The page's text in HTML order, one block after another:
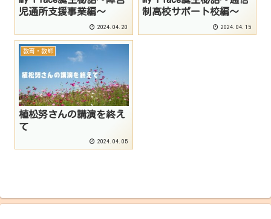
児通所支援事業編～
2024.04.20
制高校サポート校編～
2024.04.15
教育・教師
植松努さんの講演を終え
て
2024.04.05